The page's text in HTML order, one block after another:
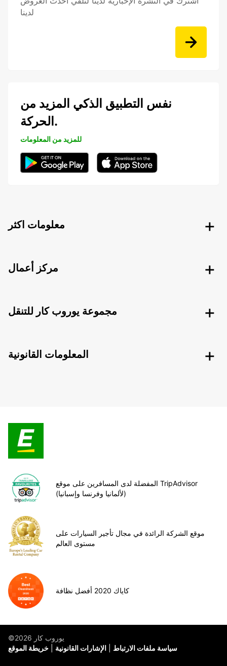
لدينا
نفس التطبيق الذكي المزيد من
الحركة.
للمزيد من المعلومات
معلومات اكثر
مركز أعمال
مجموعة يوروب كار للتنقل
المعلومات القانونية
المفضلة لدى المسافرين على موقع TripAdvisor
(لألمانيا وفرنسا وإسبانيا)
موقع الشركة الرائدة في مجال تأجير السيارات على
مستوى العالم
كاياك 2020 أفضل نظافة
©يوروب كار 2026
خريطة الموقع
الإشارات القانونية سياسة ملفات الارتباط